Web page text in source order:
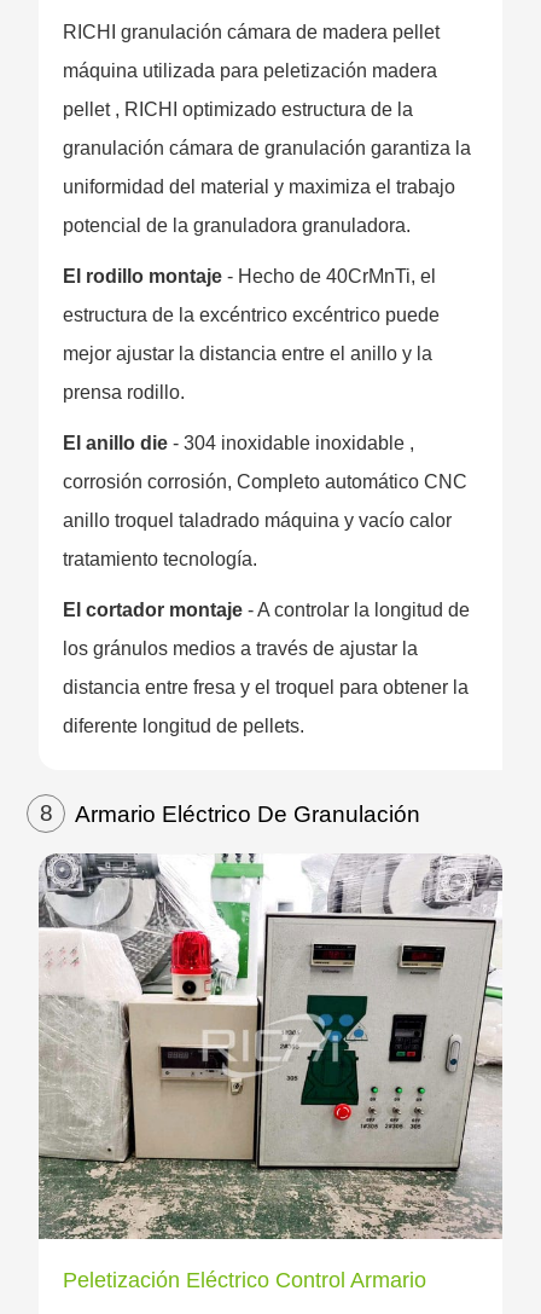
RICHI granulación cámara de madera pellet
máquina utilizada para peletización madera
pellet , RICHI optimizado estructura de la
granulación cámara de granulación garantiza la
uniformidad del material y maximiza el trabajo
potencial de la granuladora granuladora.
El rodillo montaje- Hecho de 40CrMnTi, el
estructura de la excéntrico excéntrico puede
mejor ajustar la distancia entre el anillo y la
prensa rodillo.
El anillo die- 304 inoxidable inoxidable ,
corrosión corrosión, Completo automático CNC
anillo troquel taladrado máquina y vacío calor
tratamiento tecnología.
El cortador montaje- A controlar la longitud de
los gránulos medios a través de ajustar la
distancia entre fresa y el troquel para obtener la
diferente longitud de pellets.
Armario Eléctrico De Granulación
8
Peletización Eléctrico Control Armario